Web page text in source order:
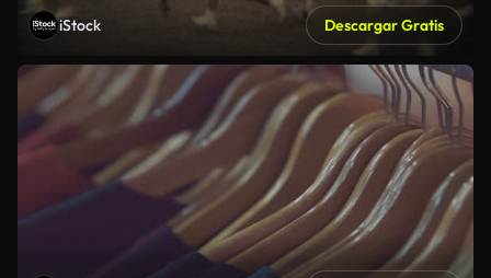
iStock Descargar Gratis